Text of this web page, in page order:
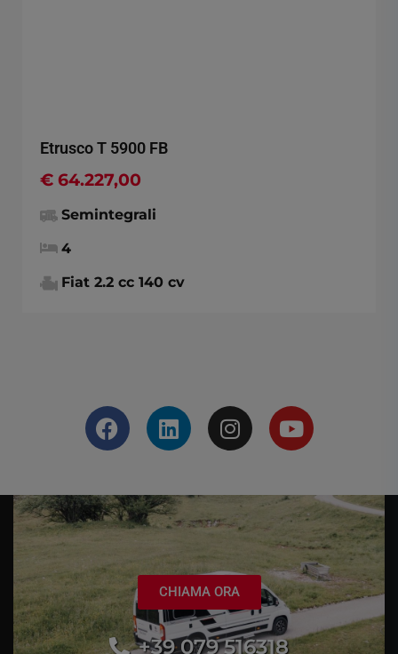
Etrusco T 5900 FB
€ 64.227,00
Semintegrali
4
Fiat 2.2 cc 140 cv
CHIAMA ORA
+39 079 516318